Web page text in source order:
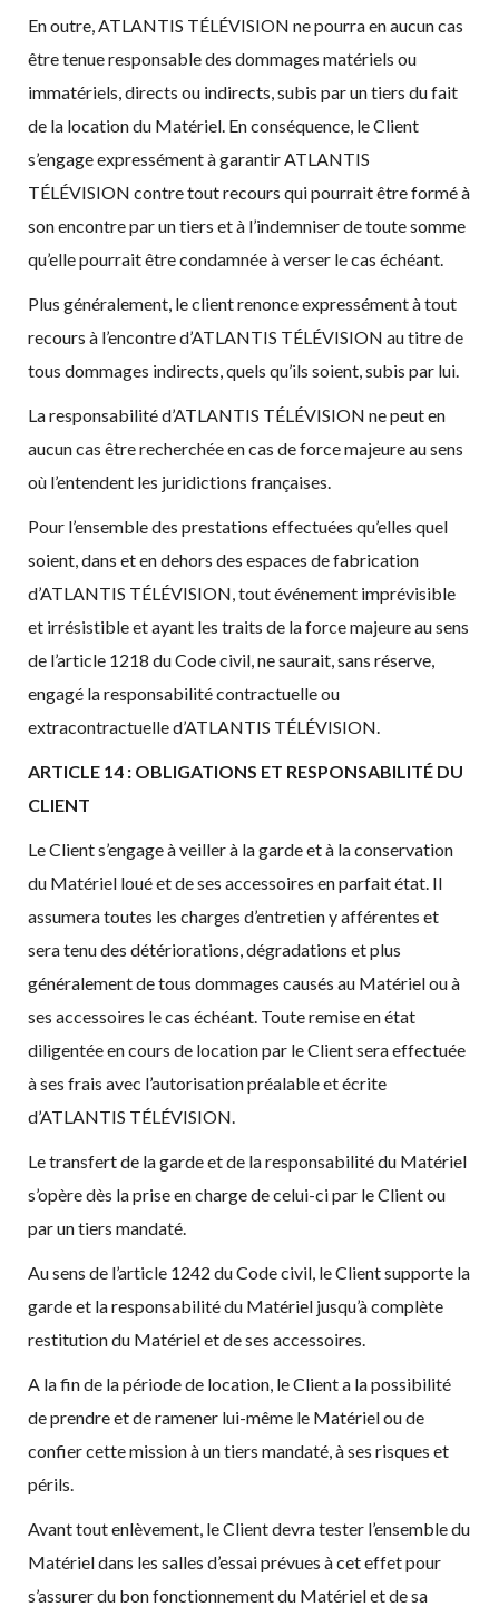
En outre, ATLANTIS TÉLÉVISION ne pourra en aucun cas
être tenue responsable des dommages matériels ou
immatériels, directs ou indirects, subis par un tiers du fait
de la location du Matériel. En conséquence, le Client
s’engage expressément à garantir ATLANTIS
TÉLÉVISION contre tout recours qui pourrait être formé à
son encontre par un tiers et à l’indemniser de toute somme
qu’elle pourrait être condamnée à verser le cas échéant.
Plus généralement, le client renonce expressément à tout
recours à l’encontre d’ATLANTIS TÉLÉVISION au titre de
tous dommages indirects, quels qu’ils soient, subis par lui.
La responsabilité d’ATLANTIS TÉLÉVISION ne peut en
aucun cas être recherchée en cas de force majeure au sens
où l’entendent les juridictions françaises.
Pour l’ensemble des prestations effectuées qu’elles quel
soient, dans et en dehors des espaces de fabrication
d’ATLANTIS TÉLÉVISION, tout événement imprévisible
et irrésistible et ayant les traits de la force majeure au sens
de l’article 1218 du Code civil, ne saurait, sans réserve,
engagé la responsabilité contractuelle ou
extracontractuelle d’ATLANTIS TÉLÉVISION.
ARTICLE 14 : OBLIGATIONS ET RESPONSABILITÉ DU
CLIENT
Le Client s’engage à veiller à la garde et à la conservation
du Matériel loué et de ses accessoires en parfait état. Il
assumera toutes les charges d’entretien y afférentes et
sera tenu des détériorations, dégradations et plus
généralement de tous dommages causés au Matériel ou à
ses accessoires le cas échéant. Toute remise en état
diligentée en cours de location par le Client sera effectuée
à ses frais avec l’autorisation préalable et écrite
d’ATLANTIS TÉLÉVISION.
Le transfert de la garde et de la responsabilité du Matériel
s’opère dès la prise en charge de celui-ci par le Client ou
par un tiers mandaté.
Au sens de l’article 1242 du Code civil, le Client supporte la
garde et la responsabilité du Matériel jusqu’à complète
restitution du Matériel et de ses accessoires.
A la fin de la période de location, le Client a la possibilité
de prendre et de ramener lui-même le Matériel ou de
confier cette mission à un tiers mandaté, à ses risques et
périls.
Avant tout enlèvement, le Client devra tester l’ensemble du
Matériel dans les salles d’essai prévues à cet effet pour
s’assurer du bon fonctionnement du Matériel et de sa